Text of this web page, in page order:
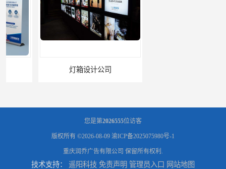
灯箱设计公司
您是第2026555位访客
版权所有 ©2026-08-09 渝ICP备2025075980号-1
重庆润乔广告有限公司 保留所有权利.
技术支持： 遥阳科技 免责声明 管理员入口 网站地图